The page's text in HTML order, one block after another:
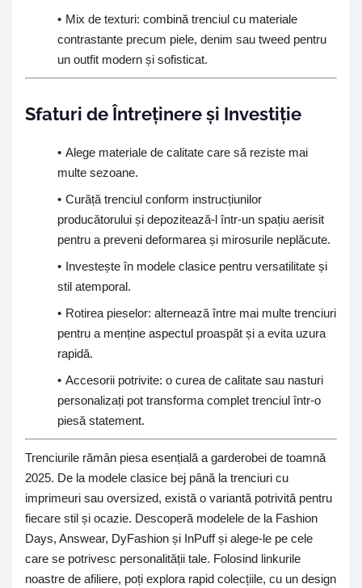
Mix de texturi: combină trenciul cu materiale
contrastante precum piele, denim sau tweed pentru
un outfit modern și sofisticat.
Sfaturi de Întreținere și Investiție
Alege materiale de calitate care să reziste mai
multe sezoane.
Curăță trenciul conform instrucțiunilor
producătorului și depozitează-l într-un spațiu aerisit
pentru a preveni deformarea și mirosurile neplăcute.
Investește în modele clasice pentru versatilitate și
stil atemporal.
Rotirea pieselor: alternează între mai multe trenciuri
pentru a menține aspectul proaspăt și a evita uzura
rapidă.
Accesorii potrivite: o curea de calitate sau nasturi
personalizați pot transforma complet trenciul într-o
piesă statement.
Trenciurile rămân piesa esențială a garderobei de toamnă
2025. De la modele clasice bej până la trenciuri cu
imprimeuri sau oversized, există o variantă potrivită pentru
fiecare stil și ocazie. Descoperă modelele de la Fashion
Days, Answear, DyFashion și InPuff și alege-le pe cele
care se potrivesc personalității tale. Folosind linkurile
noastre de afiliere, poți explora rapid colecțiile, cu un design